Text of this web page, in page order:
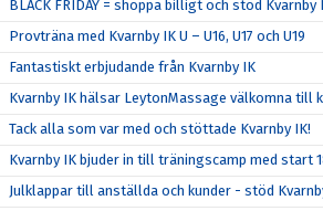
BLACK FRIDAY = shoppa billigt och stöd Kvarnby
Provträna med Kvarnby IK U – U16, U17 och U19
Fantastiskt erbjudande från Kvarnby IK
Kvarnby IK hälsar LeytonMassage välkomna till
Tack alla som var med och stöttade Kvarnby IK!
Kvarnby IK bjuder in till träningscamp med start
Julklappar till anställda och kunder - stöd